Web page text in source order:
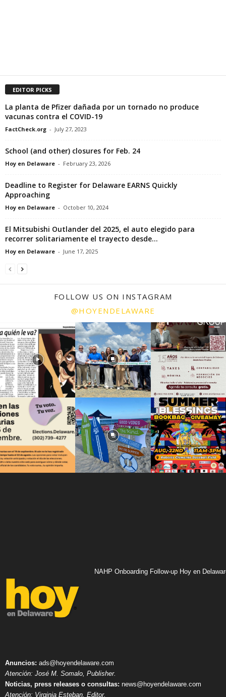
EDITOR PICKS
La planta de Pfizer dañada por un tornado no produce
vacunas contra el COVID-19
FactCheck.org - July 27, 2023
School (and other) closures for Feb. 24
Hoy en Delaware - February 23, 2026
Deadline to Register for Delaware EARNS Quickly
Approaching
Hoy en Delaware - October 10, 2024
El Mitsubishi Outlander del 2025, el auto elegido para
recorrer solitariamente el trayecto desde...
Hoy en Delaware - June 17, 2025
FOLLOW US ON INSTAGRAM
@HOYENDELAWARE
NAHP Onboarding Follow-up Hoy en
Anuncios: ads@hoyendelaware.com
Atención: José M. Somalo, Publisher.
Noticias, press releases o consultas: news@hoyendelaware.com
Atención: Virginia Esteban, Editor.